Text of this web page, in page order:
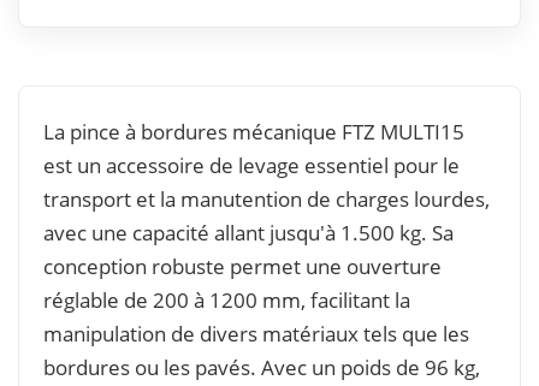
La pince à bordures mécanique FTZ MULTI15
est un accessoire de levage essentiel pour le
transport et la manutention de charges lourdes,
avec une capacité allant jusqu'à 1.500 kg. Sa
conception robuste permet une ouverture
réglable de 200 à 1200 mm, facilitant la
manipulation de divers matériaux tels que les
bordures ou les pavés. Avec un poids de 96 kg,